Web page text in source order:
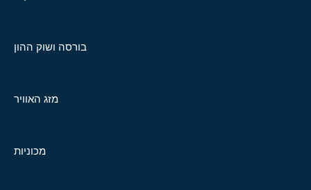
בורסה ושוק ההון
מזג האוויר
מכוניות